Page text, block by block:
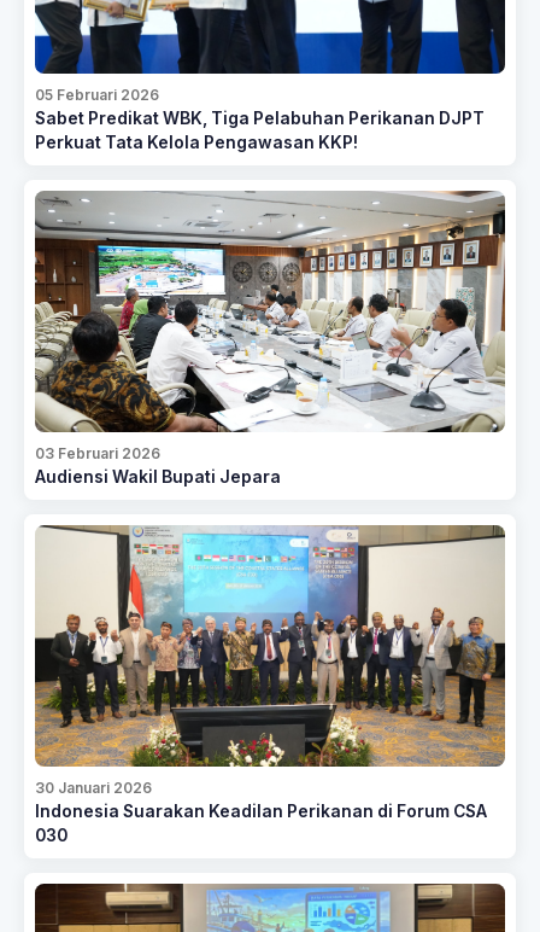
05 Februari 2026
Sabet Predikat WBK, Tiga Pelabuhan Perikanan DJPT
Perkuat Tata Kelola Pengawasan KKP!
03 Februari 2026
Audiensi Wakil Bupati Jepara
30 Januari 2026
Indonesia Suarakan Keadilan Perikanan di Forum CSA
030